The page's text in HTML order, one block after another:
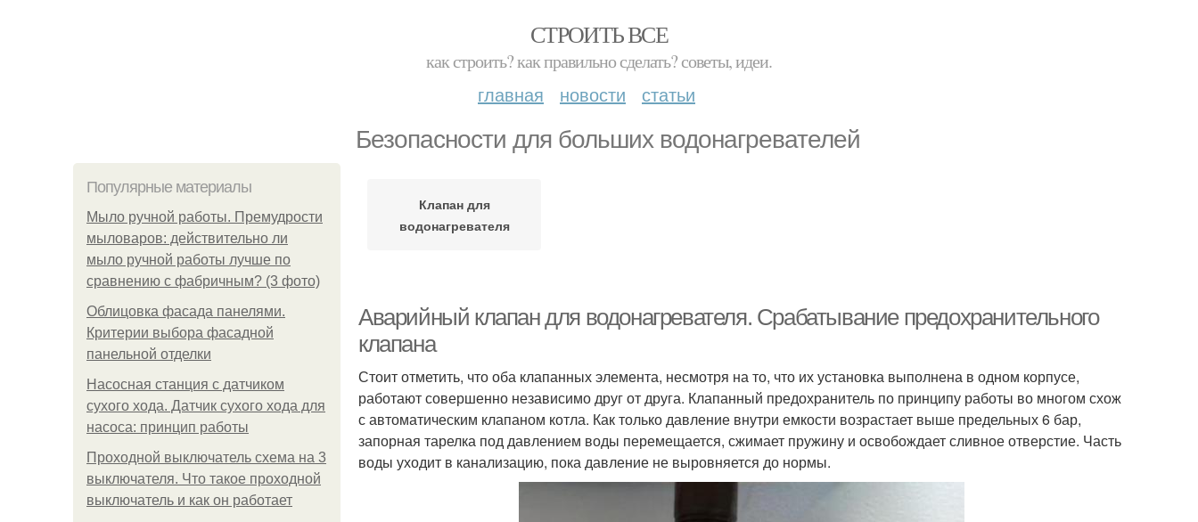
СТРОИТЬ ВСЕ
как строить? как правильно сделать? советы, идеи.
главная новости статьи
Безопасности для больших водонагревателей
Популярные материалы
Мыло ручной работы. Премудрости
мыловаров: действительно ли
мыло ручной работы лучше по
сравнению с фабричным? (3 фото)
Облицовка фасада панелями.
Критерии выбора фасадной
панельной отделки
Насосная станция с датчиком
сухого хода. Датчик сухого хода для
насоса: принцип работы
Проходной выключатель схема на 3
выключателя. Что такое проходной
выключатель и как он работает
Клапан для
водонагревателя
Аварийный клапан для водонагревателя. Срабатывание предохранительного
клапана
Стоит отметить, что оба клапанных элемента, несмотря на то, что их установка выполнена в одном корпусе,
работают совершенно независимо друг от друга. Клапанный предохранитель по принципу работы во многом схож
с автоматическим клапаном котла. Как только давление внутри емкости возрастает выше предельных 6 бар,
запорная тарелка под давлением воды перемещается, сжимает пружину и освобождает сливное отверстие. Часть
воды уходит в канализацию, пока давление не выровняется до нормы.